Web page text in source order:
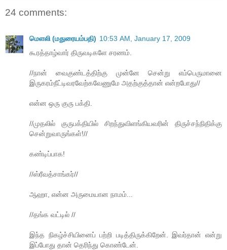
24 comments:
மெளலி (மதுரையம்பதி) 10:53 AM, January 17, 2009
கூரத்தாழ்வார் திருவடிகளே சரணம்.
//நான் வைகுண்டத்திற்கு முன்னே சென்று எம்பெருமானை
இருகரம்நீட்டிவரவேற்கவேணுமே அதற்குத்தான் என்றபோது//
என்ன ஒரு குரு பக்தி.
//முதலில் குருபக்தியில் சிறந்துவிளங்கியவரின் திருச்சந்நிதிக்கு
சென்றுவாருங்கள்!//
கண்டிப்பாக!
//ஸ்ரீவத்சாங்கர்//
ஆஹா, என்ன அருமையான நாமம்...
//தங்க வட்டில் //
இந்த நிகழ்ச்சியினைப் பற்றி படித்திருக்கிறேன். இவர்தான் என்று
இப்போது தான் தெரிந்து கொண்டேன்.